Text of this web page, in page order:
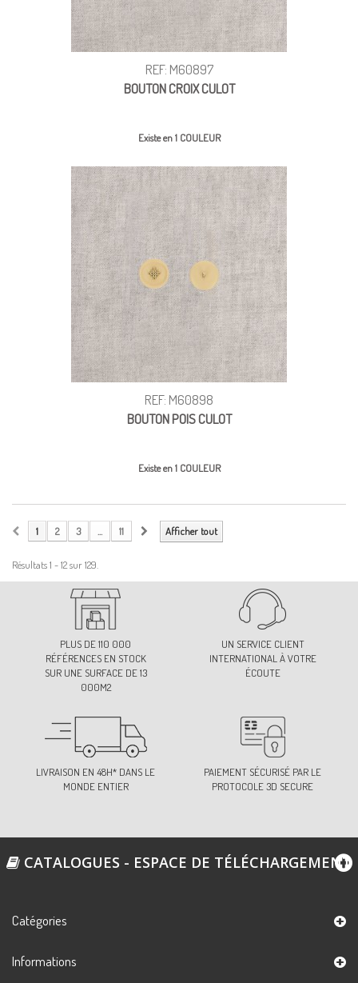
REF: M60897
BOUTON CROIX CULOT
Existe en 1 COULEUR
REF: M60898
BOUTON POIS CULOT
Existe en 1 COULEUR
Afficher tout
1 2 3 ... 11
Résultats 1 - 12 sur 129.
PLUS DE 110 000
RÉFÉRENCES EN STOCK
SUR UNE SURFACE DE 13
000M2
UN SERVICE CLIENT
INTERNATIONAL À VOTRE
ÉCOUTE
LIVRAISON EN 48H* DANS LE
MONDE ENTIER
PAIEMENT SÉCURISÉ PAR LE
PROTOCOLE 3D SECURE
CATALOGUES - ESPACE DE TÉLÉCHARGEMENT
Catégories
Informations